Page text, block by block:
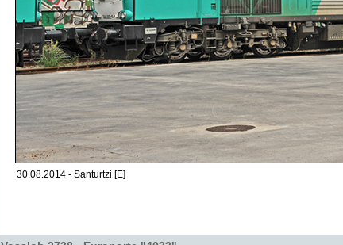
30.08.2014 - Santurtzi [E]